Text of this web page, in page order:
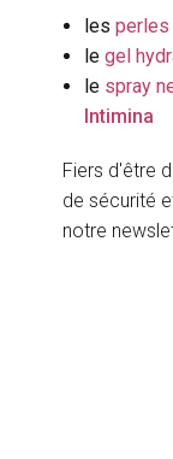
les perles
le gel
le spray
Intimina
Fiers d'être
de sécurité
notre